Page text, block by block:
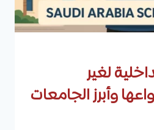
لغير
وأبرز الجامعات